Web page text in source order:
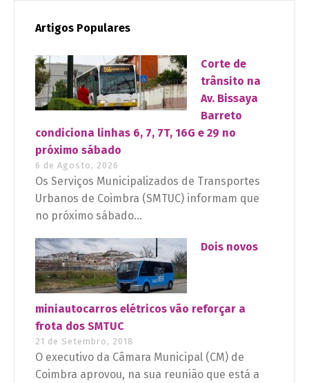
Artigos Populares
Corte de
trânsito na
Av. Bissaya
Barreto
condiciona linhas 6, 7, 7T, 16G e 29 no
próximo sábado
6 de Agosto, 2026
Os Serviços Municipalizados de Transportes
Urbanos de Coimbra (SMTUC) informam que
no próximo sábado...
Dois novos
miniautocarros elétricos vão reforçar a
frota dos SMTUC
21 de Setembro, 2018
O executivo da Câmara Municipal (CM) de
Coimbra aprovou, na sua reunião que está a